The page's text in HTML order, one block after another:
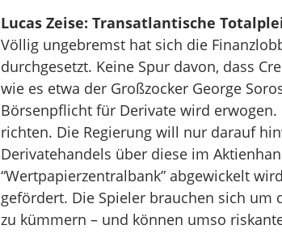
Lucas Zeise: Transatlantische
Völlig ungebremst hat sich die
durchgesetzt. Keine Spur davon, dass
wie es etwa der Großzocker George
Börsenpflicht für Derivate wird erwogen.
richten. Die Regierung will nur darauf
Derivatehandels über diese im
“Wertpapierzentralbank” abgewickelt
gefördert. Die Spieler brauchen sich
zu kümmern – und können umso